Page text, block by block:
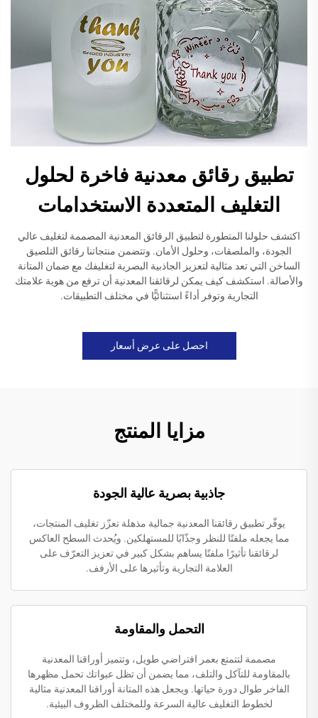
تطبيق رقائق معدنية فاخرة لحلول
التغليف المتعددة الاستخدامات
اكتشف حلولنا المتطورة لتطبيق الرقائق المعدنية المصممة لتغليف عالي
الجودة، والملصقات، وحلول الأمان. وتتضمن منتجاتنا رقائق التلصيق
الساخن التي تعد مثالية لتعزيز الجاذبية البصرية لتغليفك مع ضمان المتانة
والأصالة. استكشف كيف يمكن لرقائقنا المعدنية أن ترفع من هوية علامتك
التجارية وتوفر أداءً استثنائيًّا في مختلف التطبيقات.
احصل على عرض أسعار
مزايا المنتج
جاذبية بصرية عالية الجودة
يوفّر تطبيق رقائقنا المعدنية جمالية مذهلة تعزّز تغليف المنتجات،
مما يجعله ملفتًا للنظر وجذّابًا للمستهلكين. ويُحدث السطح العاكس
لرقائقنا تأثيرًا ملفتًا يساهم بشكل كبير في تعزيز التعرّف على
العلامة التجارية وتأثيرها على الأرفف.
التحمل والمقاومة
مصممة لتتمتع بعمر افتراضي طويل، وتتميز أوراقنا المعدنية
بالمقاومة للتآكل والتلف، مما يضمن أن تظل عبواتك تحمل مظهرها
الفاخر طوال دورة حياتها. ويجعل هذه المتانة أوراقنا المعدنية مثالية
لخطوط التغليف عالية السرعة وللمختلف الظروف البيئية.